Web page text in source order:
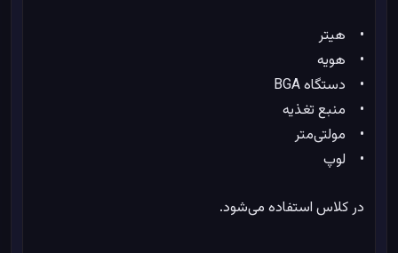
• هیتر
• هویه
• دستگاه BGA
• منبع تغذیه
• مولتی‌متر
• لوپ
در کلاس استفاده می‌شود.